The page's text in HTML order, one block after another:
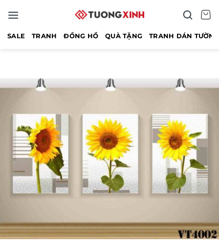
qua
SALE TRANH ĐỒNG HỒ QUÀ TẶNG TRANH DÁN